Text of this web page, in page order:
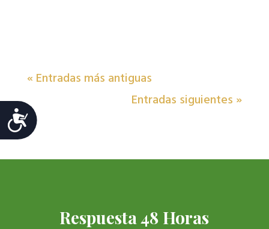
Accesibilidad
« Entradas más antiguas
Entradas siguientes »
Respuesta 48 Horas